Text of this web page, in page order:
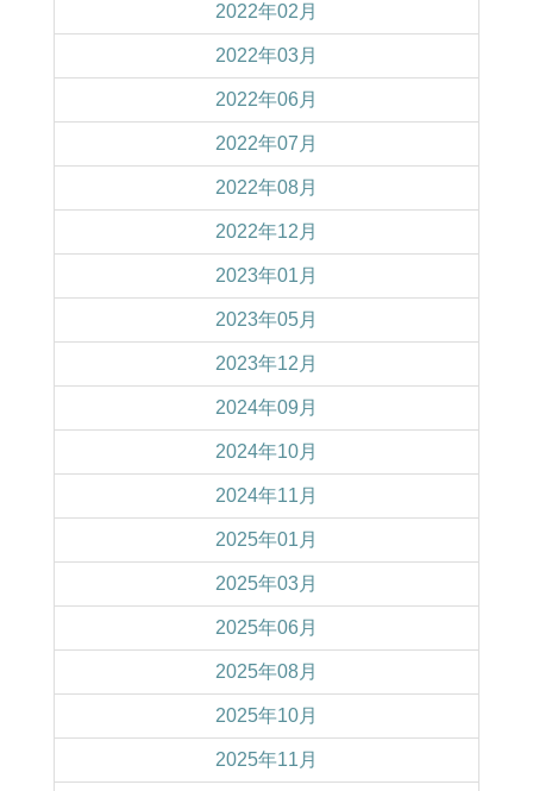
2022年02月
2022年03月
2022年06月
2022年07月
2022年08月
2022年12月
2023年01月
2023年05月
2023年12月
2024年09月
2024年10月
2024年11月
2025年01月
2025年03月
2025年06月
2025年08月
2025年10月
2025年11月